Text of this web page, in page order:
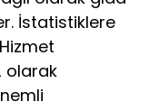
İstatistiklere
olarak